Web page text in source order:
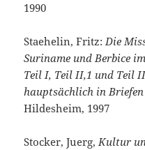
1990
Staehelin, Fritz:Die
Suriname und Berbice
Teil I, Teil II,1 und Teil
hauptsächlich in
Hildesheim, 1997
Stocker, Juerg,Kultur